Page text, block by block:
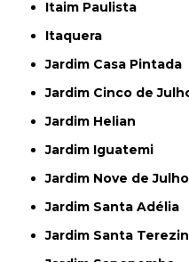
Itaim Paulista
Itaquera
Jardim Casa Pintada
Jardim Cinco de
Jardim Helian
Jardim Iguatemi
Jardim Nove de Julho
Jardim Santa Adélia
Jardim Santa